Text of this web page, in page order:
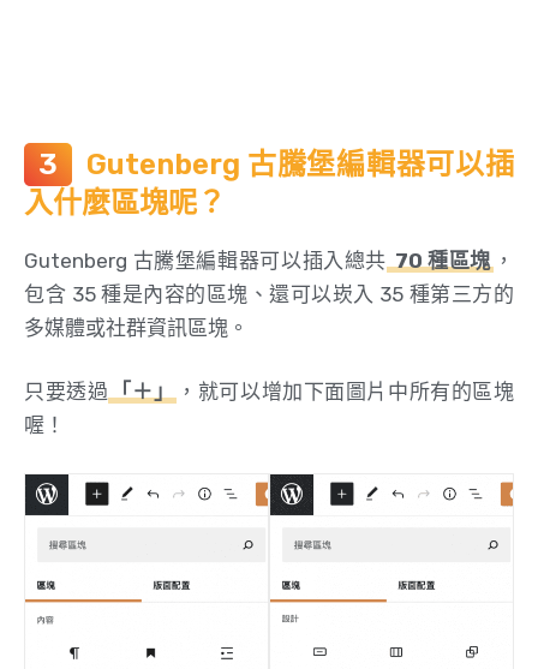
Gutenberg 古騰堡編輯器可以插
入什麼區塊呢？
Gutenberg 古騰堡編輯器可以插入總共 70 種區塊 ，
包含 35 種是內容的區塊、還可以崁入 35 種第三方的
多媒體或社群資訊區塊。
只要透過「＋」 ，就可以增加下面圖片中所有的區塊
喔！